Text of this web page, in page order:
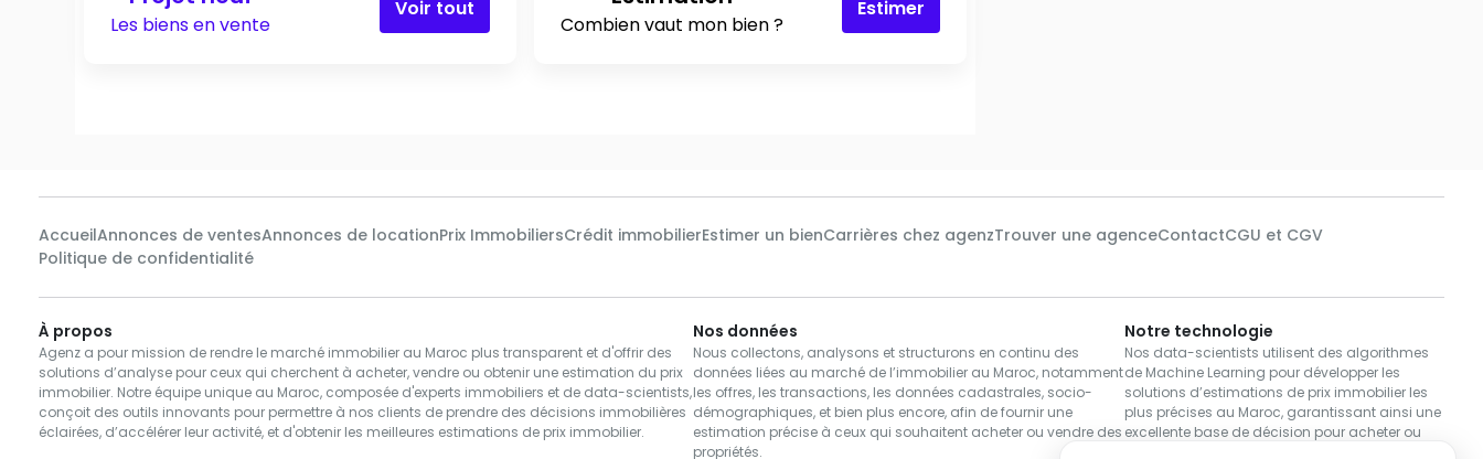
Les biens en vente
Voir tout
Combien vaut mon bien ?
Estimer
AccueilAnnonces de ventesAnnonces de locationPrix ImmobiliersCrédit immobilierEstimer un bienCarrières chez agenzTrouver une agenceContactCGU et CGV
Politique de confidentialité
À propos
Agenz a pour mission de rendre le marché immobilier au Maroc plus transparent et d'offrir des
solutions d’analyse pour ceux qui cherchent à acheter, vendre ou obtenir une estimation du prix
immobilier. Notre équipe unique au Maroc, composée d'experts immobiliers et de data-scientists,
conçoit des outils innovants pour permettre à nos clients de prendre des décisions immobilières
éclairées, d’accélérer leur activité, et d'obtenir les meilleures estimations de prix immobilier.
Nos données
Nous collectons, analysons et structurons en continu des
données liées au marché de l’immobilier au Maroc, notamment
les offres, les transactions, les données cadastrales, socio-
démographiques, et bien plus encore, afin de fournir une
estimation précise à ceux qui souhaitent acheter ou vendre des
propriétés.
Notre technologie
Nos data-scientists utilisent des algorithmes
de Machine Learning pour développer les
solutions d’estimations de prix immobilier les
plus précises au Maroc, garantissant ainsi une
excellente base de décision pour acheter ou